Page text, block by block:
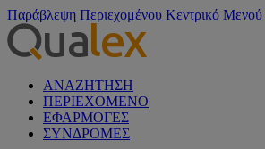
Παράβλεψη Περιεχομένου Κεντρικό Μενού
ΑΝΑΖΗΤΗΣΗ
ΠΕΡΙΕΧΟΜΕΝΟ
ΕΦΑΡΜΟΓΕΣ
ΣΥΝΔΡΟΜΕΣ